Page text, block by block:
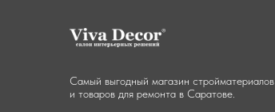
Самый выгодный магазин стройматериалов
и товаров для ремонта в Саратове.